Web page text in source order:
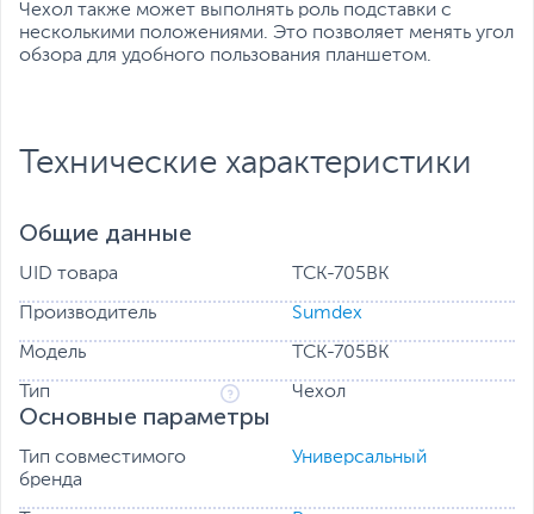
Чехол также может выполнять роль подставки с
несколькими положениями. Это позволяет менять угол
обзора для удобного пользования планшетом.
Технические характеристики
Общие данные
UID товара TCK-705BK
Производитель Sumdex
Модель TCK-705BK
Тип Чехол
Основные параметры
Тип совместимого
бренда
Универсальный